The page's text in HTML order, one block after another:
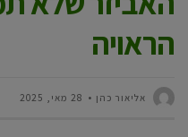
הראויה
28 מאי, 2025